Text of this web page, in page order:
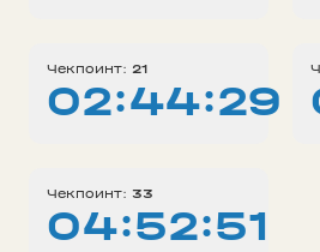
Чекпоинт: 21
02:44:29
Чекпоинт: 33
04:52:51